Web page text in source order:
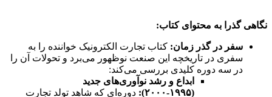
نگاهی گذرا به محتوای کتاب:
سفر در گذر زمان: کتاب تجارت الکترونیک خواننده را به
سفری در تاریخچه این صنعت نوظهور می‌برد و تحولات آن را
در سه دوره کلیدی بررسی می‌کند:
ابداع و رشد نوآوری‌های جدید
(۱۹۹۵-۲۰۰۰):
دوره‌ای که شاهد تولد تجارت